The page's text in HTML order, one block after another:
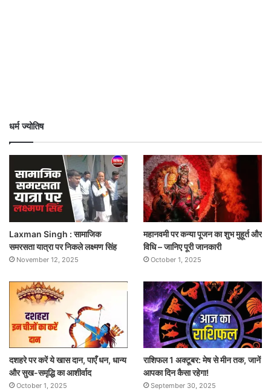
धर्म ज्योतिष
Laxman Singh : सामाजिक
समरसता यात्रा पर निकले लक्ष्मण सिंह
November 12, 2025
महानवमी पर कन्या पूजन का शुभ मुहूर्त और
विधि – जानिए पूरी जानकारी
October 1, 2025
दशहरे पर करें ये खास दान, पाएँ धन, धान्य
और सुख-समृद्धि का आशीर्वाद
October 1, 2025
राशिफल 1 अक्टूबर: मेष से मीन तक, जानें
आपका दिन कैसा रहेगा!
September 30, 2025